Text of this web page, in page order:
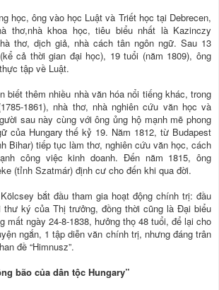
học, ông vào học Luật và Triết học tại Debrecen,
thơ,nhà khoa học, tiêu biểu nhất là Kazinczy
thơ, dịch giả, nhà cách tân ngôn ngữ. Sau 13
cả thời gian đại học), 19 tuổi (năm 1809), ông
tập về Luật.
biết thêm nhiều nhà văn hóa nổi tiếng khác, trong
1861), nhà thơ, nhà nghiên cứu văn học và
sau này cùng với ông ủng hộ mạnh mẽ phong
của Hungary thế kỷ 19. Năm 1812, từ Budapest
Bihar) tiếp tục làm thơ, nghiên cứu văn học, cách
công việc kinh doanh. Đến năm 1815, ông
(tỉnh Szatmár) định cư cho đến khi qua đời.
bắt đầu tham gia hoạt động chính trị: đầu
ký của Thị trưởng, đồng thời cũng là Đại biểu
mất ngày 24-8-1838, hưởng thọ 48 tuổi, để lại cho
ngắn, 1 tập diễn văn chính trị, nhưng đáng trân
đề “Himnusz”.
bão của dân tộc Hungary”